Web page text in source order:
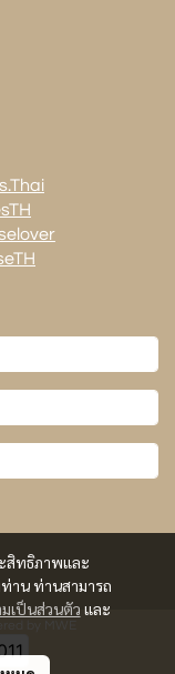
สิทธิภาพและ
าน ท่านสามารถ
เป็นส่วนตัว และ
by MWE